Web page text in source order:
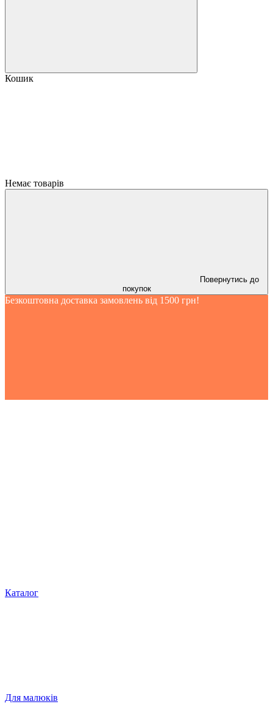
Кошик
Немає товарів
Повернутись до
покупок
Безкоштовна доставка замовлень від 1500 грн!
Каталог
Для малюків